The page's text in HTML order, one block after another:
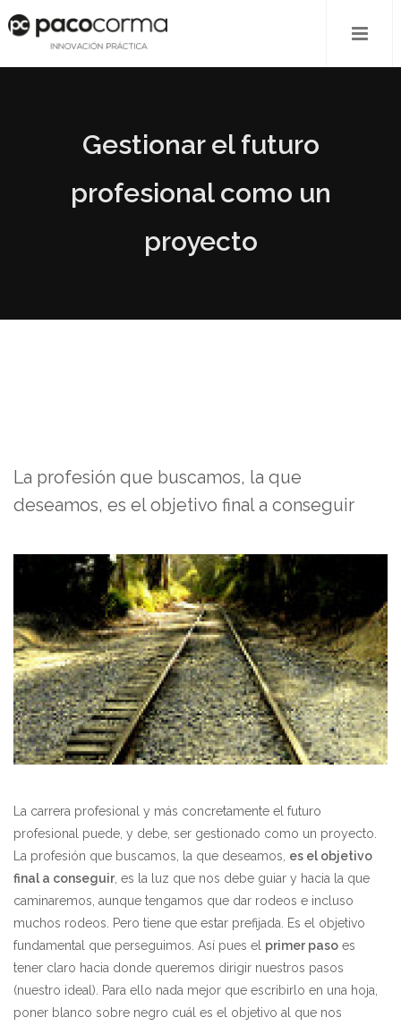
Gestionar el futuro
profesional como un
proyecto
La profesión que buscamos, la que
deseamos, es el objetivo final a conseguir
La carrera profesional y más concretamente el futuro
profesional puede, y debe, ser gestionado como un proyecto.
La profesión que buscamos, la que deseamos, es el objetivo
final a conseguir, es la luz que nos debe guiar y hacia la que
caminaremos, aunque tengamos que dar rodeos e incluso
muchos rodeos. Pero tiene que estar prefijada. Es el objetivo
fundamental que perseguimos. Así pues el primer paso es
tener claro hacia donde queremos dirigir nuestros pasos
(nuestro ideal). Para ello nada mejor que escribirlo en una hoja,
poner blanco sobre negro cuál es el objetivo al que nos